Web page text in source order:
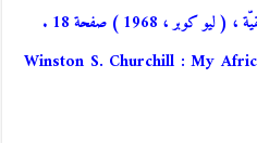
، 1968 ) صفحة 18 .
Winston S. Churchill : My